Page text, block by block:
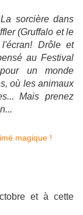
sorcière dans
(Gruffalo et le
Drôle et
au Festival
un monde
où les animaux
Mais prenez
et à cette